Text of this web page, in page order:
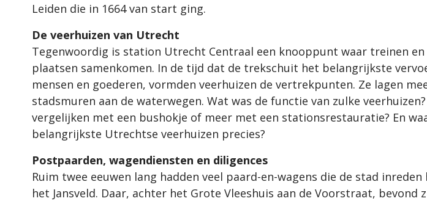
Leiden die in 1664 van start ging.
De veerhuizen van Utrecht
Tegenwoordig is station Utrecht Centraal een knooppunt waar treinen
plaatsen samenkomen. In de tijd dat de trekschuit het belangrijkste
mensen en goederen, vormden veerhuizen de vertrekpunten. Ze lagen
stadsmuren aan de waterwegen. Wat was de functie van zulke
vergelijken met een bushokje of meer met een stationsrestauratie? En
belangrijkste Utrechtse veerhuizen precies?
Postpaarden, wagendiensten en diligences
Ruim twee eeuwen lang hadden veel paard-en-wagens die de stad
het Jansveld. Daar, achter het Grote Vleeshuis aan de Voorstraat, bevond